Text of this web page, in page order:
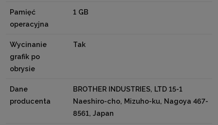
Pamięć
operacyjna
1 GB
Wycinanie
grafik po
obrysie
Tak
Dane
producenta
BROTHER INDUSTRIES, LTD 15-1
Naeshiro-cho, Mizuho-ku, Nagoya 467-
8561, Japan